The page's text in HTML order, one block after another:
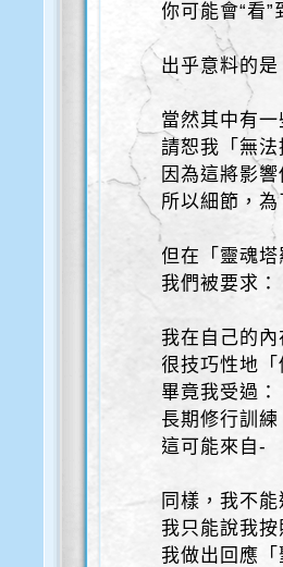
你可能會“看”
出乎意料的
當然其中有
請恕我「無法
因為這將影
所以細節，
但在「靈魂
我們被要求：
我在自己的內
很技巧性地「
畢竟我受過
長期修行訓練
這可能來自-
同樣，我不
我只能說我
我做出回應